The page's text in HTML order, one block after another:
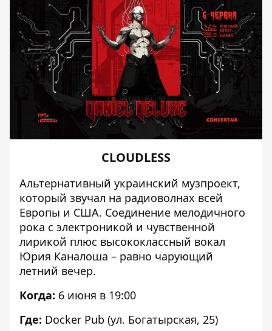
CLOUDLESS
Альтернативный украинский музпроект,
который звучал на радиоволнах всей
Европы и США. Соединение мелодичного
рока с электроникой и чувственной
лирикой плюс высококлассный вокал
Юрия Каналоша – равно чарующий
летний вечер.
Когда: 6 июня в 19:00
Где: Docker Pub (ул. Богатырская, 25)